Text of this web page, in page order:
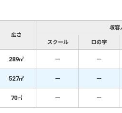
広さ
収容
スクール ロの字
289㎡ － －
527㎡ － －
70㎡ － －